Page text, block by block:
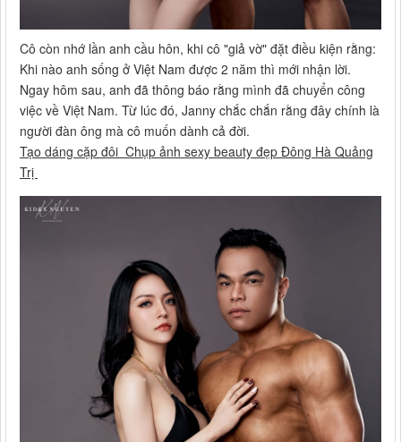
Cô còn nhớ lần anh cầu hôn, khi cô "giả vờ" đặt điều kiện rằng:
Khi nào anh sống ở Việt Nam được 2 năm thì mới nhận lời.
Ngay hôm sau, anh đã thông báo rằng mình đã chuyển công
việc về Việt Nam. Từ lúc đó, Janny chắc chắn rằng đây chính là
người đàn ông mà cô muốn dành cả đời.
Tạo dáng cặp đôi Chụp ảnh sexy beauty đẹp Đông Hà Quảng
Trị